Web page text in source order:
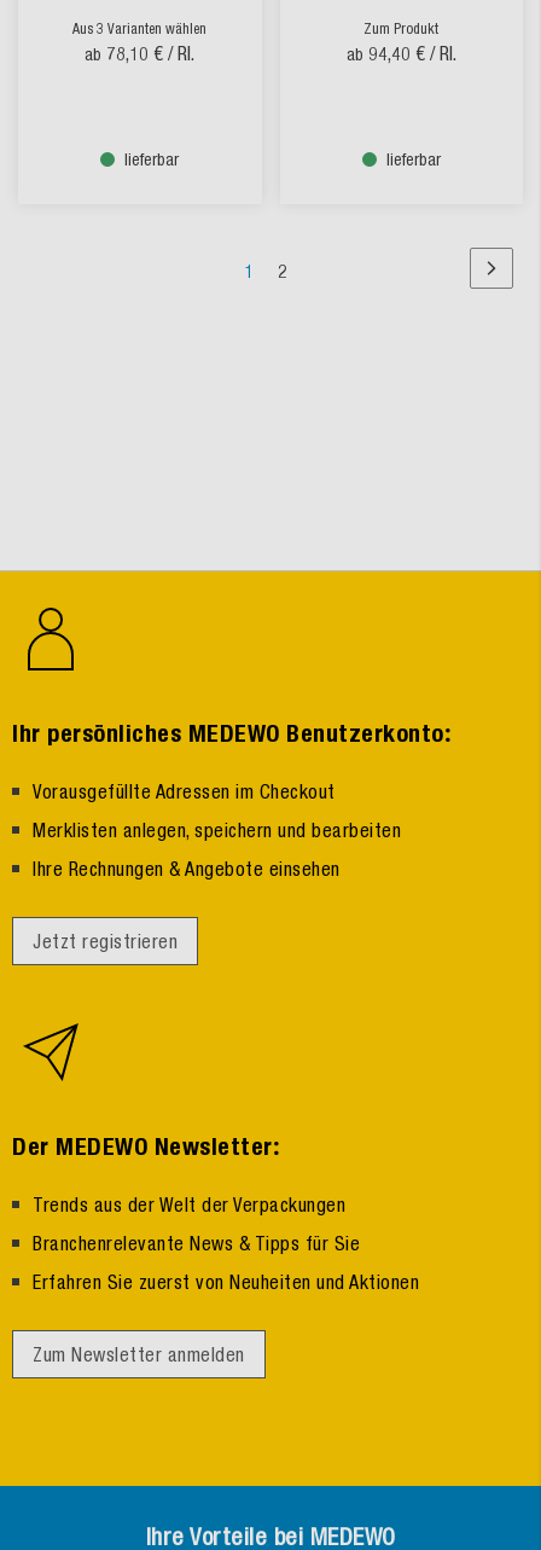
Aus 3 Varianten wählen
ab 78,10 € / Rl.
lieferbar
Zum Produkt
ab 94,40 € / Rl.
lieferbar
Sie
1 Seite
2
Seite
Ihr persönliches MEDEWO Benutzerkonto:
Vorausgefüllte Adressen im Checkout
Merklisten anlegen, speichern und bearbeiten
Ihre Rechnungen & Angebote einsehen
Jetzt registrieren
Der MEDEWO Newsletter:
Trends aus der Welt der Verpackungen
Branchenrelevante News & Tipps für Sie
Erfahren Sie zuerst von Neuheiten und Aktionen
Zum Newsletter anmelden
Ihre Vorteile bei MEDEWO